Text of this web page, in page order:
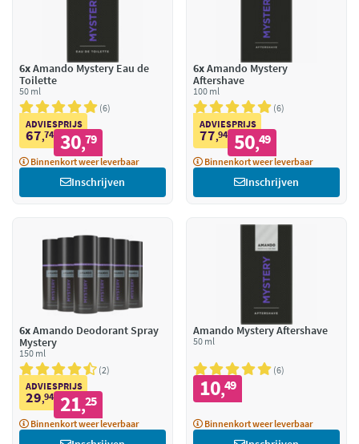
6xAmando Mystery Eau de
Toilette
50 ml
6
ADVIESPRIJS
67,74 30,79
Binnenkort weer leverbaar
Inschrijven
6xAmando Mystery
Aftershave
100 ml
6
ADVIESPRIJS
77,94 50,49
Binnenkort weer leverbaar
Inschrijven
6xAmando Deodorant Spray
Mystery
150 ml
2
ADVIESPRIJS
29,94 21,25
Binnenkort weer leverbaar
Amando Mystery Aftershave
50 ml
6
10,49
Binnenkort weer leverbaar